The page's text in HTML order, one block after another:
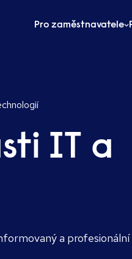
Pro zaměstnavatele
IT a
a